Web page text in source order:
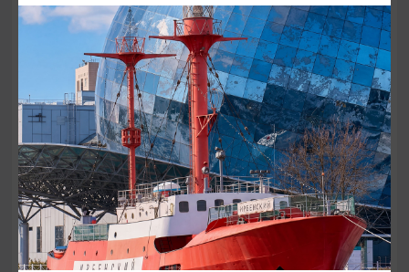
Аудиоспектакль «Истории Куршской
косы»
01.02.2026 - 31.12.2026, 13:00
Куршская коса
ОТ 2500₽